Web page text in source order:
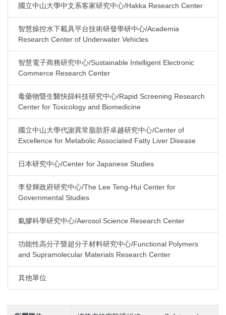
國立中山大學中文系客家研究中心/Hakka Research Center
智慧操控水下載具平台技術研發學研中心/Academia
Research Center of Underwater Vehicles
智慧電子商務研究中心/Sustainable Intelligent Electronic
Commerce Research Center
毒藥物暨生醫快篩科技研究中心/Rapid Screening Research
Center for Toxicology and Biomedicine
國立中山大學代謝異常脂肪肝卓越研究中心/Center of
Excellence for Metabolic Associated Fatty Liver Disease
日本研究中心/Center for Japanese Studies
李登輝政府研究中心/The Lee Teng-Hui Center for
Governmental Studies
氣膠科學研究中心/Aerosol Science Research Center
功能性高分子暨超分子材料研究中心/Functional Polymers
and Supramolecular Materials Research Center
其他單位